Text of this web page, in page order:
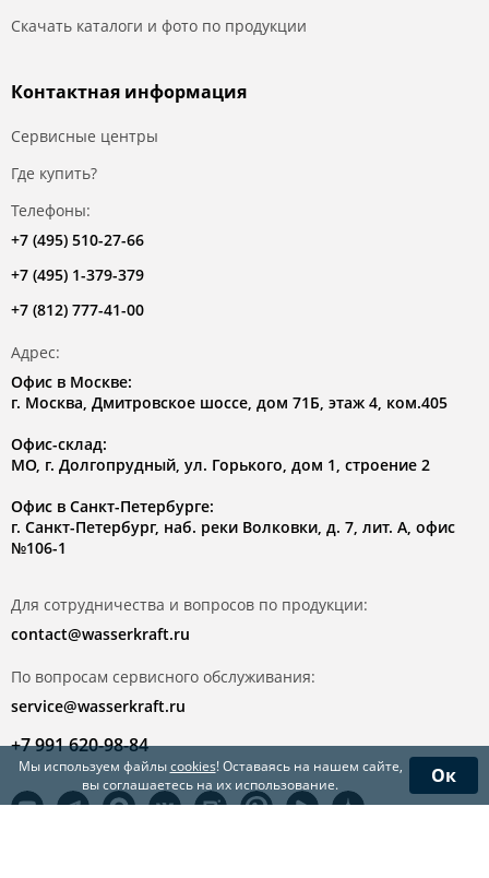
Мы используем файлыcookies! Оставаясь на нашем сайте,
вы соглашаетесь на их использование.
Ок
Скачать каталоги и фото по продукции
Контактная информация
Сервисные центры
Где купить?
Телефоны:
+7 (495) 510-27-66
+7 (495) 1-379-379
+7 (812) 777-41-00
Адрес:
Офис в Москве:
г. Москва, Дмитровское шоссе, дом 71Б, этаж 4, ком.405
Офис-склад:
МО, г. Долгопрудный, ул. Горького, дом 1, строение 2
Офис в Санкт-Петербурге:
г. Санкт-Петербург, наб. реки Волковки, д. 7, лит. А, офис
№106-1
Для сотрудничества и вопросов по продукции:
contact@wasserkraft.ru
По вопросам сервисного обслуживания:
service@wasserkraft.ru
+7 991 620-98-84